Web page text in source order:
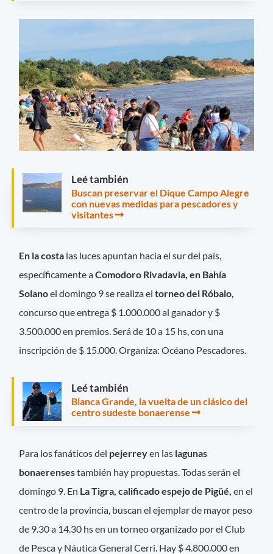
Leé también
Buscan preservar el Dique Campo Alegre
con nuevas medidas para pescadores y
visitantes
En la costa las luces apuntan hacia el sur del país,
específicamente aComodoro Rivadavia, en Bahía
Solanoel domingo 9 se realiza eltorneo del Róbalo,
concurso que entrega $ 1.000.000 al ganador y $
3.500.000 en premios. Será de 10 a 15 hs, con una
inscripción de $ 15.000. Organiza: Océano Pescadores.
Leé también
Blanca Grande, la vuelta de un clásico del
centro sudeste bonaerense
Para los fanáticos del pejerreyen las lagunas
bonaerensestambién hay propuestas. Todas serán el
domingo 9. En La Tigra, calificado espejo de Pigüé,en el
centro de la provincia, buscan el ejemplar de mayor peso
de 9.30 a 14.30 hs en un torneo organizado por el Club
de Pesca y Náutica General Cerri. Hay $ 4.800.000 en